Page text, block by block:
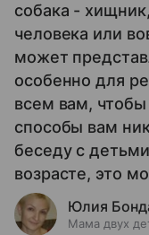
собака -
человека или
может
особенно для
всем вам,
способы вам
беседу с
возрасте, это
Юлия
Мама двух